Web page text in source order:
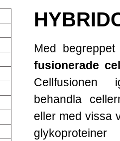
Med begreppet
fusionerade
Cellfusionen
behandla
eller med vissa